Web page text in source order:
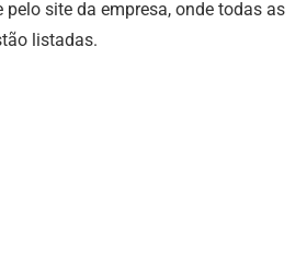
pelo site da empresa, onde todas as
listadas.